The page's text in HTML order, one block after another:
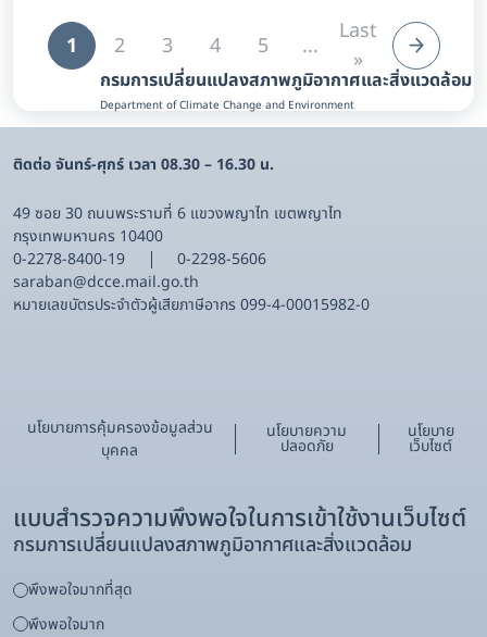
1 2 3 4 5 ...
Last
»
กรมการเปลี่ยนแปลงสภาพภูมิอากาศและสิ่งแวดล้อม
Department of Climate Change and Environment
ติดต่อ จันทร์-ศุกร์ เวลา 08.30 – 16.30 น.
49 ซอย 30 ถนนพระรามที่ 6 แขวงพญาไท เขตพญาไท
กรุงเทพมหานคร 10400
0-2278-8400-19
0-2298-5606
saraban@dcce.mail.go.th
หมายเลขบัตรประจําตัวผู้เสียภาษีอากร 099-4-00015982-0
นโยบายการคุ้มครองข้อมูลส่วน
บุคคล
นโยบายความ
ปลอดภัย
นโยบาย
เว็บไซต์
แบบสำรวจความพึงพอใจในการเข้าใช้งานเว็บไซต์
กรมการเปลี่ยนแปลงสภาพภูมิอากาศและสิ่งแวดล้อม
พึงพอใจมากที่สุด
พึงพอใจมาก